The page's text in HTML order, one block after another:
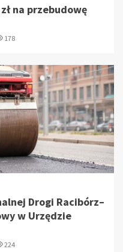
na przebudowę
178
Drogi Racibórz–
w Urzędzie
224